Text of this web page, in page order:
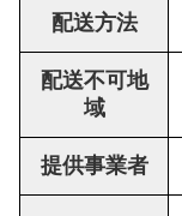
配送方法
配送不可地
域
提供事業者